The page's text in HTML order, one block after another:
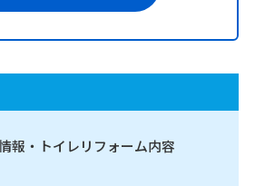
報・トイレリフォーム内容